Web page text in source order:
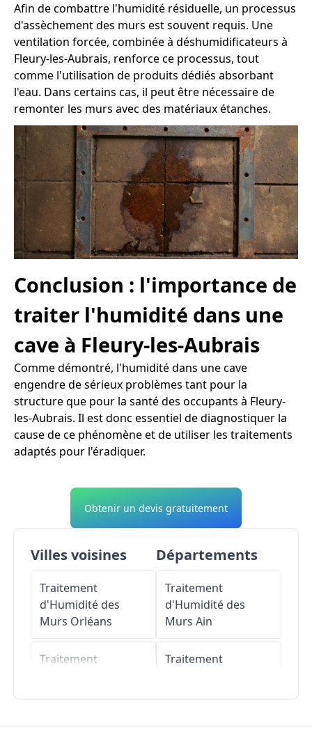
Afin de combattre l'humidité résiduelle, un processus
d'assèchement des murs est souvent requis. Une
ventilation forcée, combinée à déshumidificateurs à
Fleury-les-Aubrais, renforce ce processus, tout
comme l'utilisation de produits dédiés absorbant
l'eau. Dans certains cas, il peut être nécessaire de
remonter les murs avec des matériaux étanches.
Conclusion : l'importance de
traiter l'humidité dans une
cave à Fleury-les-Aubrais
Comme démontré, l'humidité dans une cave
engendre de sérieux problèmes tant pour la
structure que pour la santé des occupants à Fleury-
les-Aubrais. Il est donc essentiel de diagnostiquer la
cause de ce phénomène et de utiliser les traitements
adaptés pour l'éradiquer.
Obtenir un devis gratuitement
Villes voisines
Traitement
d'Humidité des
Murs Orléans
Traitement
Traitement
Départements
Traitement
d'Humidité des
Murs Ain
Traitement
Traitement